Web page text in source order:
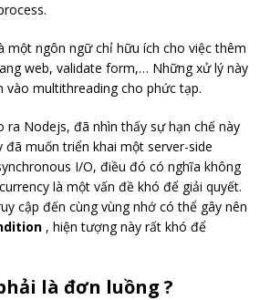
một ngôn ngữ chỉ hữu ích cho việc thêm
web, validate form,… Những xử lý này
vào multithreading cho phức tạp.
ra Nodejs, đã nhìn thấy sự hạn chế này
đã muốn triển khai một server-side
I/O, điều đó có nghĩa không
là một vấn đề khó để giải quyết.
cập đến cùng vùng nhớ có thể gây nên
, hiện tượng này rất khó để
là đơn luồng ?